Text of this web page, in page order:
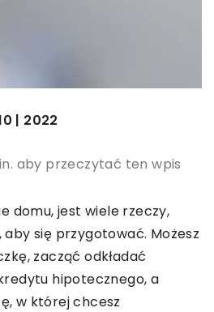
| 2022
aby przeczytać ten wpis
domu, jest wiele rzeczy,
się przygotować. Możesz
zacząć odkładać
hipotecznego, a
w której chcesz